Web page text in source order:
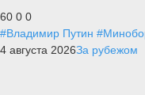
60 0 0
#Владимир Путин
4 августа 2026За рубежом